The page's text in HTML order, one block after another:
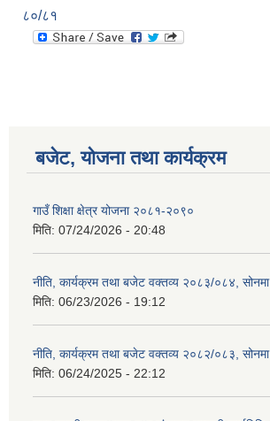
८०/८१
बजेट, योजना तथा कार्यक्रम
गाउँ शिक्षा क्षेत्र योजना २०८१-२०९०
मिति: 07/24/2026 - 20:48
नीति, कार्यक्रम तथा बजेट वक्तव्य २०८३/०८४, सोनमा
मिति: 06/23/2026 - 19:12
नीति, कार्यक्रम तथा बजेट वक्तव्य २०८२/०८३, सोनमा
मिति: 06/24/2025 - 22:12